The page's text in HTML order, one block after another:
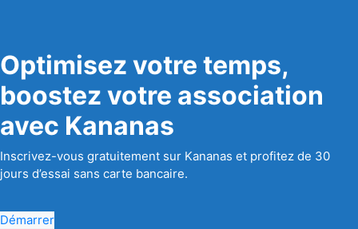
Optimisez votre temps,
boostez votre association
avec Kananas
Inscrivez-vous gratuitement sur Kananas et profitez de 30
jours d’essai sans carte bancaire.
Démarrer